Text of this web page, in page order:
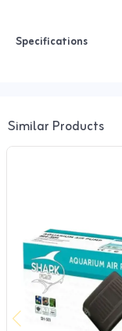
Specifications
Similar Products